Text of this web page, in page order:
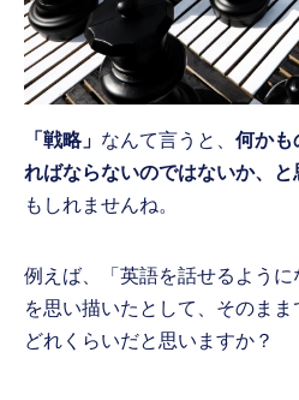
「戦略」 なんて言うと、何かも
ればならないのではないか、
もしれませんね。
例えば、「英語を話せるよう
を思い描いたとして、そのま
どれくらいだと思いますか？